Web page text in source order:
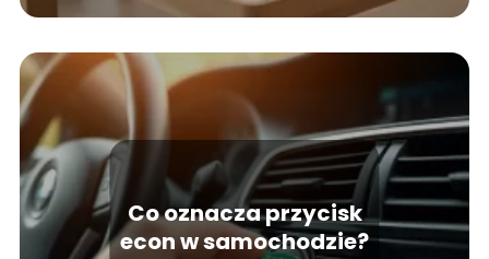
Co oznacza przycisk
econ w samochodzie?